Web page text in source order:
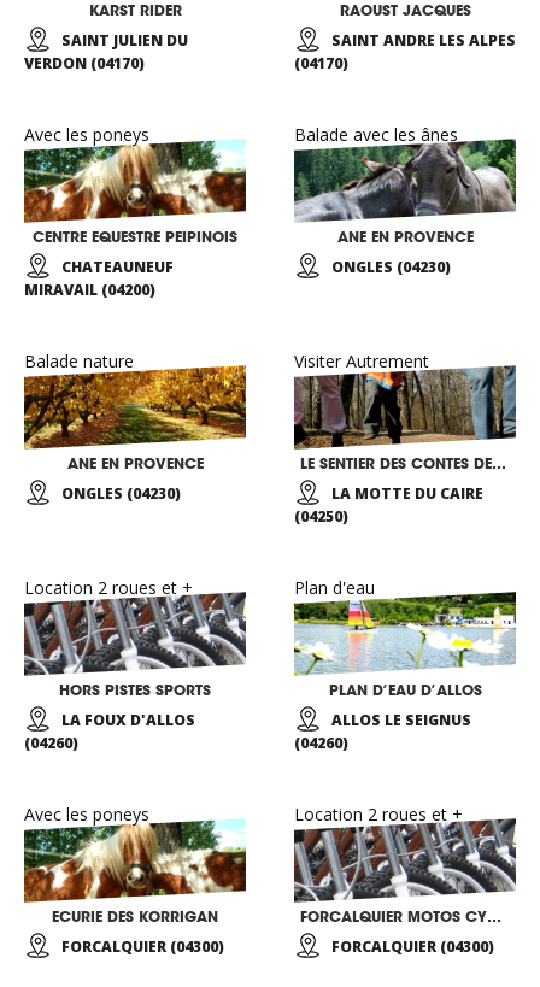
KARST RIDER
SAINT JULIEN DU
VERDON (04170)
RAOUST JACQUES
SAINT ANDRE LES ALPES
(04170)
Avec les poneys
CENTRE EQUESTRE PEIPINOIS
CHATEAUNEUF
MIRAVAIL (04200)
Balade avec les ânes
ANE EN PROVENCE
ONGLES (04230)
Balade nature
ANE EN PROVENCE
ONGLES (04230)
Visiter Autrement
LE SENTIER DES CONTES DE PROVENCE
LA MOTTE DU CAIRE
(04250)
Location 2 roues et +
HORS PISTES SPORTS
LA FOUX D'ALLOS
(04260)
Plan d'eau
PLAN D’EAU D’ALLOS
ALLOS LE SEIGNUS
(04260)
Avec les poneys
ECURIE DES KORRIGAN
FORCALQUIER (04300)
Location 2 roues et +
FORCALQUIER MOTOS CYCLES
FORCALQUIER (04300)